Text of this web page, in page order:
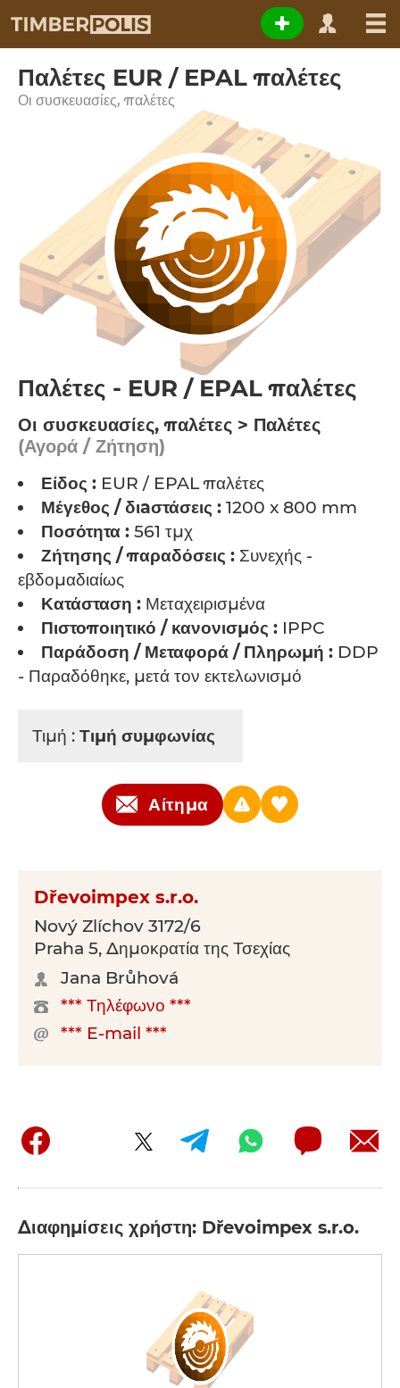
Παλέτες EUR / EPAL παλέτες
Οι συσκευασίες, παλέτες
Παλέτες - EUR / EPAL παλέτες
Οι συσκευασίες, παλέτες > Παλέτες
(Αγορά / Ζήτηση)
Είδος : EUR / EPAL παλέτες
Μέγεθος / διaστάσεις : 1200 x 800 mm
Ποσότητα : 561 τμχ
Ζήτησης / παραδόσεις : Συνεχής -
εβδομαδιαίως
Κατάσταση : Μεταχειρισμένα
Πιστοποιητικό / κανονισμός : IPPC
Παράδοση / Μεταφορά / Πληρωμή : DDP
- Παραδόθηκε, μετά τον εκτελωνισμό
Τιμή : Τιμή συμφωνίας
Αίτημα
Dřevoimpex s.r.o.
Nový Zlíchov 3172/6
Praha 5, Δημοκρατία της Τσεχίας
Jana Brůhová
*** Τηλέφωνο ***
*** E-mail ***
Διαφημίσεις χρήστη: Dřevoimpex s.r.o.